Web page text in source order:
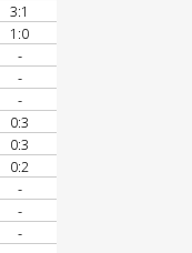
3:1
1:0
-
-
-
0:3
0:3
0:2
-
-
-